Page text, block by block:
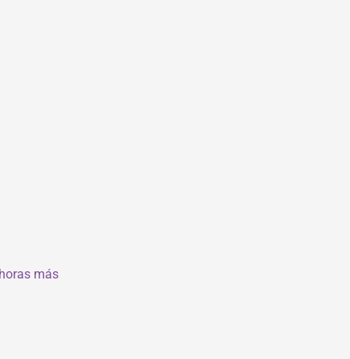
más